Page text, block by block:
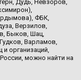
Дудь, Невзоров,
ФБК,
Верзилов,
Быков, Шац,
Варламов,
и организаций,
можно найти на